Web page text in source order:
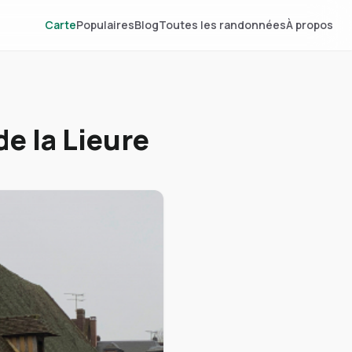
CartePopulairesBlogToutes les randonnéesÀ propos
la Lieure